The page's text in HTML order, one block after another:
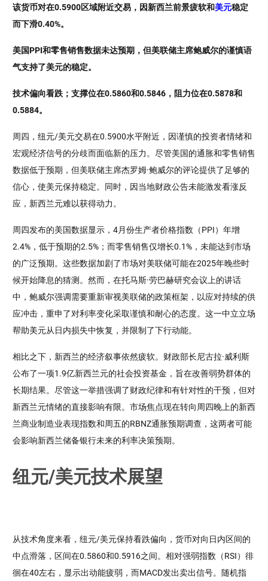
该货币对在0.5900区域附近交易，因新西兰前景疲软和美元稳定
而下滑0.40%。
美国PPI和零售销售数据未达预期，但美联储主席鲍威尔的谨慎语
气支持了美元的稳定。
技术偏向看跌；支撑位在0.5860和0.5846，阻力位在0.5878和
0.5884。
周四，纽元/美元交易在0.5900水平附近，因谨慎的投资者情绪和
宏观经济信号的分歧而面临新的压力。尽管美国的通胀和零售销售
数据低于预期，但美联储主席杰罗姆·鲍威尔的评论提供了足够的
信心，使美元保持稳定。同时，因当地财政公告未能激发看涨反
应，新西兰元难以获得动力。
周四发布的美国数据显示，4月份生产者价格指数（PPI）年增
2.4%，低于预期的2.5%；而零售销售仅增长0.1%，未能达到市场
的广泛预期。这些数据加剧了市场对美联储可能在2025年晚些时
候开始降息的猜测。然而，在托马斯·劳巴赫研究会议上的讲话
中，鲍威尔强调需要重新审视美联储的政策框架，以应对持续的供
应冲击，重申了对利率变化采取谨慎和耐心的态度。这一中立立场
帮助美元从日内损失中恢复，并限制了下行动能。
相比之下，新西兰的经济叙事依然疲软。财政部长尼古拉·威利斯
公布了一项1.9亿新西兰元的社会投资基金，旨在改善弱势群体的
长期结果。尽管这一举措强调了财政纪律和有针对性的干预，但对
新西兰元情绪的直接影响有限。市场焦点现在转向周四晚上的新西
兰商业制造业表现指数和周五的RBNZ通胀预期调查，这两者可能
会影响新西兰储备银行未来的利率决策预期。
纽元/美元技术展望
从技术角度来看，纽元/美元保持看跌偏向，货币对向日内区间的
中点滑落，区间在0.5860和0.5916之间。相对强弱指数（RSI）徘
徊在40左右，显示出动能疲弱，而MACD发出卖出信号。随机指